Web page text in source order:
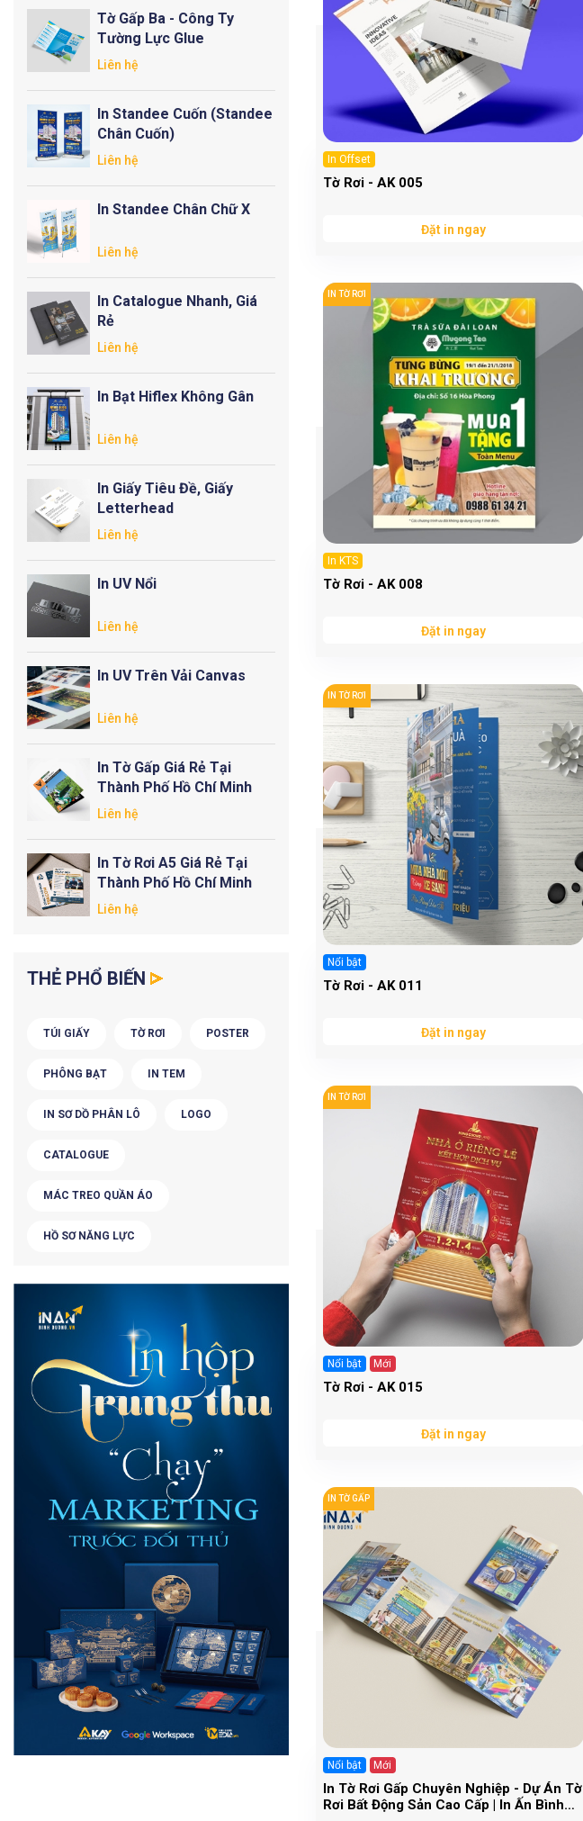
Tờ Gấp Ba - Công Ty
Tường Lực Glue
Liên hệ
In Standee Cuốn (Standee
Chân Cuốn)
Liên hệ
In Standee Chân Chữ X
Liên hệ
In Catalogue Nhanh, Giá
Rẻ
Liên hệ
In Bạt Hiflex Không Gân
Liên hệ
In Giấy Tiêu Đề, Giấy
Letterhead
Liên hệ
In UV Nổi
Liên hệ
In UV Trên Vải Canvas
Liên hệ
In Tờ Gấp Giá Rẻ Tại
Thành Phố Hồ Chí Minh
Liên hệ
In Tờ Rơi A5 Giá Rẻ Tại
Thành Phố Hồ Chí Minh
Liên hệ
THẺ PHỔ BIẾN
TÚI GIẤY TỜ RƠI POSTER
PHÔNG BẠT IN TEM
IN SƠ DỒ PHÂN LÔ LOGO
CATALOGUE
MÁC TREO QUẦN ÁO
HỒ SƠ NĂNG LỰC
In Offset
Tờ Rơi - AK 005
Đặt in ngay
IN TỜ RƠI
In KTS
Tờ Rơi - AK 008
Đặt in ngay
IN TỜ RƠI
Nổi bật
Tờ Rơi - AK 011
Đặt in ngay
IN TỜ RƠI
Nổi bật Mới
Tờ Rơi - AK 015
Đặt in ngay
IN TỜ GẤP
Nổi bật Mới
In Tờ Rơi Gấp Chuyên Nghiệp - Dự Án Tờ
Rơi Bất Động Sản Cao Cấp | In Ấn Bình